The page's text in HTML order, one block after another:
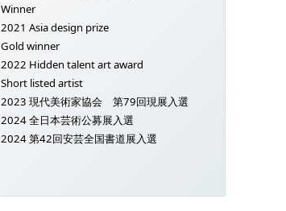
Winner
2021 Asia design prize
Gold winner
2022 Hidden talent art award
Short listed artist
2023 現代美術家協会 第79回現展入選
2024 全日本芸術公募展入選
2024 第42回安芸全国書道展入選